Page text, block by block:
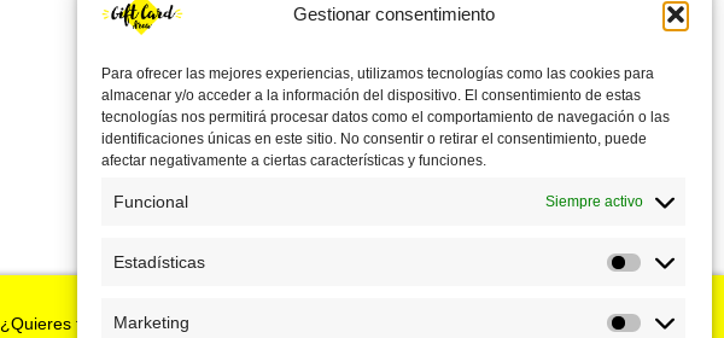
Gestionar consentimiento
Para ofrecer las mejores experiencias, utilizamos tecnologías como las cookies para
almacenar y/o acceder a la información del dispositivo. El consentimiento de estas
tecnologías nos permitirá procesar datos como el comportamiento de navegación o las
identificaciones únicas en este sitio. No consentir o retirar el consentimiento, puede
afectar negativamente a ciertas características y funciones.
Funcional Siempre activo
Estadísticas
Marketing
Marketing
¿Quieres tenernos en tu negocio?